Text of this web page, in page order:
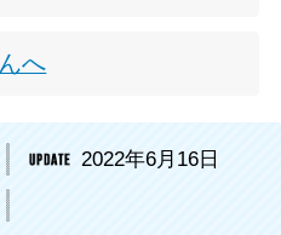
へ
2022年6月16日